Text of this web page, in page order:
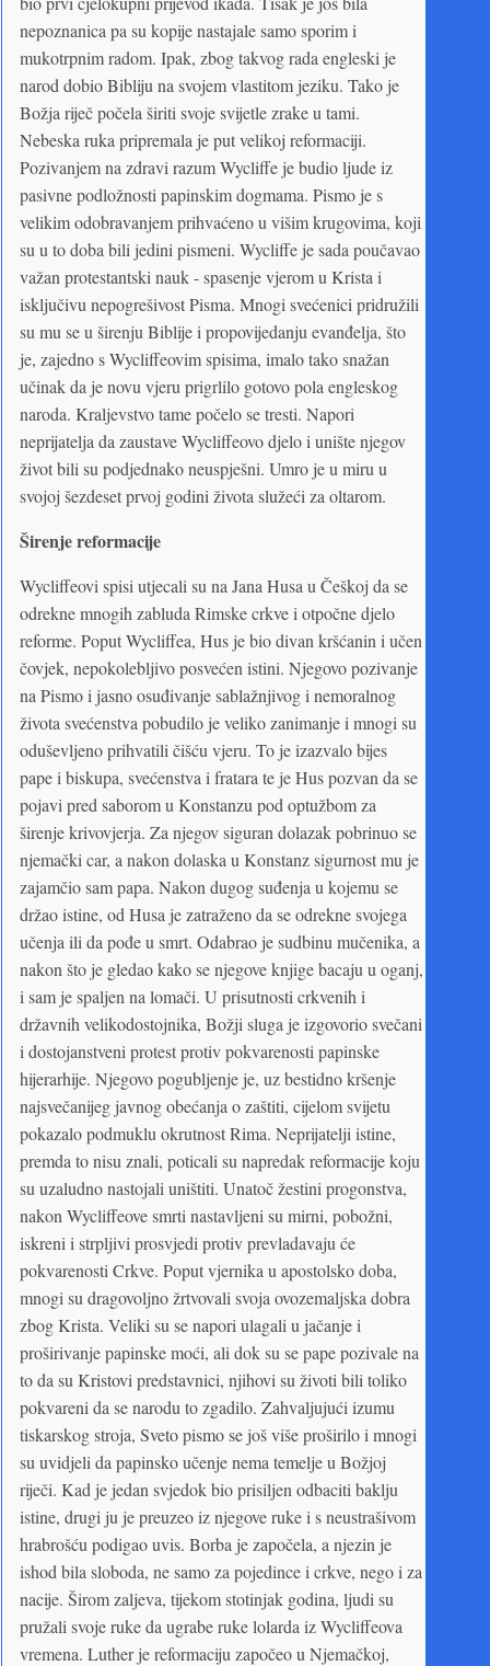
nepoznanica pa su kopije nastajale samo sporim i
mukotrpnim radom. Ipak, zbog takvog rada engleski je
narod dobio Bibliju na svojem vlastitom jeziku. Tako je
Božja riječ počela širiti svoje svijetle zrake u tami.
Nebeska ruka pripremala je put velikoj reformaciji.
Pozivanjem na zdravi razum Wycliffe je budio ljude iz
pasivne podložnosti papinskim dogmama. Pismo je s
velikim odobravanjem prihvaćeno u višim krugovima, koji
su u to doba bili jedini pismeni. Wycliffe je sada poučavao
važan protestantski nauk - spasenje vjerom u Krista i
isključivu nepogrešivost Pisma. Mnogi svećenici pridružili
su mu se u širenju Biblije i propovijedanju evanđelja, što
je, zajedno s Wycliffeovim spisima, imalo tako snažan
učinak da je novu vjeru prigrlilo gotovo pola engleskog
naroda. Kraljevstvo tame počelo se tresti. Napori
neprijatelja da zaustave Wycliffeovo djelo i unište njegov
život bili su podjednako neuspješni. Umro je u miru u
svojoj šezdeset prvoj godini života služeći za oltarom.
Širenje reformacije
Wycliffeovi spisi utjecali su na Jana Husa u Češkoj da se
odrekne mnogih zabluda Rimske crkve i otpočne djelo
reforme. Poput Wycliffea, Hus je bio divan kršćanin i učen
čovjek, nepokolebljivo posvećen istini. Njegovo pozivanje
na Pismo i jasno osuđivanje sablažnjivog i nemoralnog
života svećenstva pobudilo je veliko zanimanje i mnogi su
oduševljeno prihvatili čišću vjeru. To je izazvalo bijes
pape i biskupa, svećenstva i fratara te je Hus pozvan da se
pojavi pred saborom u Konstanzu pod optužbom za
širenje krivovjerja. Za njegov siguran dolazak pobrinuo se
njemački car, a nakon dolaska u Konstanz sigurnost mu je
zajamčio sam papa. Nakon dugog suđenja u kojemu se
držao istine, od Husa je zatraženo da se odrekne svojega
učenja ili da pođe u smrt. Odabrao je sudbinu mučenika, a
nakon što je gledao kako se njegove knjige bacaju u oganj,
i sam je spaljen na lomači. U prisutnosti crkvenih i
državnih velikodostojnika, Božji sluga je izgovorio svečani
i dostojanstveni protest protiv pokvarenosti papinske
hijerarhije. Njegovo pogubljenje je, uz bestidno kršenje
najsvečanijeg javnog obećanja o zaštiti, cijelom svijetu
pokazalo podmuklu okrutnost Rima. Neprijatelji istine,
premda to nisu znali, poticali su napredak reformacije koju
su uzaludno nastojali uništiti. Unatoč žestini progonstva,
nakon Wycliffeove smrti nastavljeni su mirni, pobožni,
iskreni i strpljivi prosvjedi protiv prevladavaju će
pokvarenosti Crkve. Poput vjernika u apostolsko doba,
mnogi su dragovoljno žrtvovali svoja ovozemaljska dobra
zbog Krista. Veliki su se napori ulagali u jačanje i
proširivanje papinske moći, ali dok su se pape pozivale na
to da su Kristovi predstavnici, njihovi su životi bili toliko
pokvareni da se narodu to zgadilo. Zahvaljujući izumu
tiskarskog stroja, Sveto pismo se još više proširilo i mnogi
su uvidjeli da papinsko učenje nema temelje u Božjoj
riječi. Kad je jedan svjedok bio prisiljen odbaciti baklju
istine, drugi ju je preuzeo iz njegove ruke i s neustrašivom
hrabrošću podigao uvis. Borba je započela, a njezin je
ishod bila sloboda, ne samo za pojedince i crkve, nego i za
nacije. Širom zaljeva, tijekom stotinjak godina, ljudi su
pružali svoje ruke da ugrabe ruke lolarda iz Wycliffeova
vremena. Luther je reformaciju započeo u Njemačkoj,